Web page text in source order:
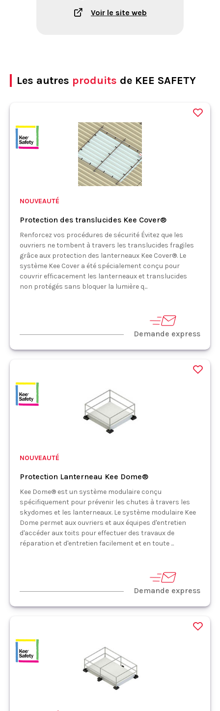
Voir le site web
Les autres produits de KEE SAFETY
NOUVEAUTÉ
Protection des translucides Kee Cover®
Renforcez vos procédures de sécurité Évitez que les
ouvriers ne tombent à travers les translucides fragiles
grâce aux protection des lanterneaux Kee Cover®. Le
système Kee Cover a été spécialement conçu pour
couvrir efficacement les lanterneaux et translucides
non protégés sans bloquer la lumière q...
Demande express
NOUVEAUTÉ
Protection Lanterneau Kee Dome®
Kee Dome® est un système modulaire conçu
spécifiquement pour prévenir les chutes à travers les
skydomes et les lanterneaux. Le système modulaire Kee
Dome permet aux ouvriers et aux équipes d'entretien
d'accéder aux toits pour effectuer des travaux de
réparation et d'entretien facilement et en toute ...
Demande express